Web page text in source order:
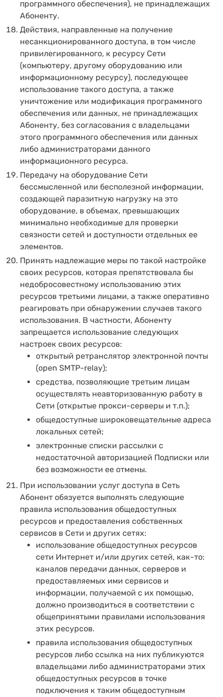
программного обеспечения), не принадлежащих
Абоненту.
Действия, направленные на получение
несанкционированного доступа, в том числе
привилегированного, к ресурсу Сети
(компьютеру, другому оборудованию или
информационному ресурсу), последующее
использование такого доступа, а также
уничтожение или модификация программного
обеспечения или данных, не принадлежащих
Абоненту, без согласования с владельцами
этого программного обеспечения или данных
либо администраторами данного
информационного ресурса.
Передачу на оборудование Сети
бессмысленной или бесполезной информации,
создающей паразитную нагрузку на это
оборудование, в объемах, превышающих
минимально необходимые для проверки
связности сетей и доступности отдельных ее
элементов.
Принять надлежащие меры по такой настройке
своих ресурсов, которая препятствовала бы
недобросовестному использованию этих
ресурсов третьими лицами, а также оперативно
реагировать при обнаружении случаев такого
использования. В частности, Абоненту
запрещается использование следующих
настроек своих ресурсов:
открытый ретранслятор электронной почты
(open SMTP-relay);
средства, позволяющие третьим лицам
осуществлять неавторизованную работу в
Сети (открытые прокси-серверы и т.п.);
общедоступные широковещательные адреса
локальных сетей;
электронные списки рассылки с
недостаточной авторизацией Подписки или
без возможности ее отмены.
При использовании услуг доступа в Сеть
Абонент обязуется выполнять следующие
правила использования общедоступных
ресурсов и предоставления собственных
сервисов в Сети и других сетях:
использование общедоступных ресурсов
сети Интернет и/или других сетей, как-то:
каналов передачи данных, серверов и
предоставляемых ими сервисов и
информации, получаемой с их помощью,
должно производиться в соответствии с
общепринятыми правилами использования
этих ресурсов.
правила использования общедоступных
ресурсов либо ссылка на них публикуются
владельцами либо администраторами этих
общедоступных ресурсов в точке
подключения к таким общедоступным